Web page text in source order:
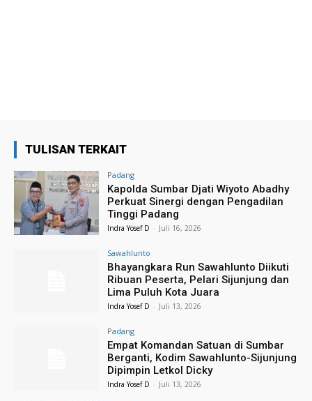
TULISAN TERKAIT
Padang
Kapolda Sumbar Djati Wiyoto Abadhy
Perkuat Sinergi dengan Pengadilan
Tinggi Padang
Indra Yosef D - Juli 16, 2026
Sawahlunto
Bhayangkara Run Sawahlunto Diikuti
Ribuan Peserta, Pelari Sijunjung dan
Lima Puluh Kota Juara
Indra Yosef D - Juli 13, 2026
Padang
Empat Komandan Satuan di Sumbar
Berganti, Kodim Sawahlunto-Sijunjung
Dipimpin Letkol Dicky
Indra Yosef D - Juli 13, 2026